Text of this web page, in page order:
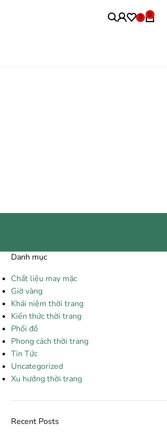
0 0
Danh mục
Chất liệu may mặc
Giờ vàng
Khái niệm thời trang
Kiến thức thời trang
Phối đồ
Phong cách thời trang
Tin Tức
Uncategorized
Xu hướng thời trang
Recent Posts